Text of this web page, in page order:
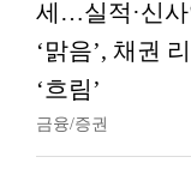
세…실적·신사
‘맑음’, 채권
‘흐림’
금융/증권